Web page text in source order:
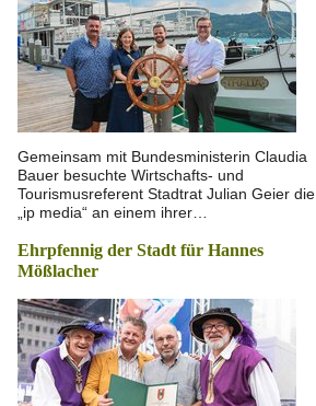
Gemeinsam mit Bundesministerin Claudia
Bauer besuchte Wirtschafts- und
Tourismusreferent Stadtrat Julian Geier die
„ip media“ an einem ihrer…
Ehrpfennig der Stadt für Hannes
Mößlacher